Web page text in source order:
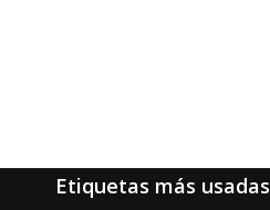
Etiquetas más usadas